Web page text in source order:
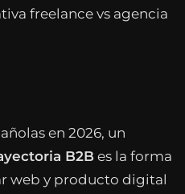
freelance vs agencia
en 2026, un
B2Bes la forma
web y producto digital